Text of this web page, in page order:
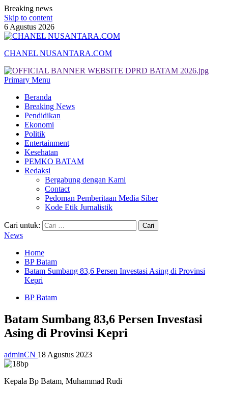
Breaking news
Skip to content
6 Agustus 2026
CHANEL NUSANTARA.COM
Primary Menu
Beranda
Breaking News
Pendidikan
Ekonomi
Politik
Entertainment
Kesehatan
PEMKO BATAM
Redaksi
Bergabung dengan Kami
Contact
Pedoman Pemberitaan Media Siber
Kode Etik Jurnalistik
Cari untuk:
News
Home
BP Batam
Batam Sumbang 83,6 Persen Investasi Asing di Provinsi
Kepri
BP Batam
Batam Sumbang 83,6 Persen Investasi
Asing di Provinsi Kepri
adminCN 18 Agustus 2023
Kepala Bp Batam, Muhammad Rudi